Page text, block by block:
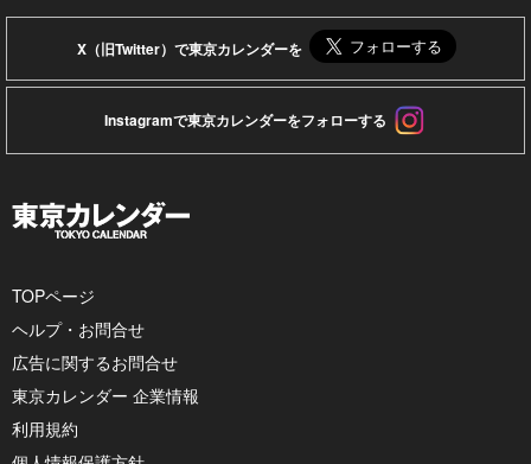
X（旧Twitter）で東京カレンダーを
Instagramで東京カレンダーをフォローする
TOPページ
ヘルプ・お問合せ
広告に関するお問合せ
東京カレンダー 企業情報
利用規約